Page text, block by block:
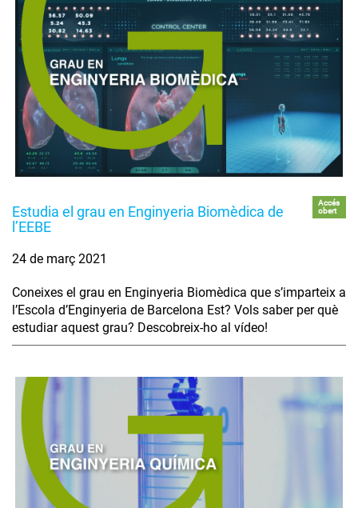
Estudia el grau en Enginyeria Biomèdica de
l’EEBE
Accés
obert
24 de març 2021
Coneixes el grau en Enginyeria Biomèdica que s’imparteix a
l’Escola d’Enginyeria de Barcelona Est? Vols saber per què
estudiar aquest grau? Descobreix-ho al vídeo!